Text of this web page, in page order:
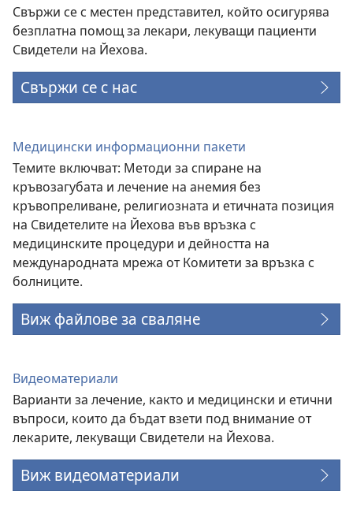
Свържи се с местен представител, който осигурява
безплатна помощ за лекари, лекуващи пациенти
Свидетели на Йехова.
Свържи се с нас
Медицински информационни пакети
Темите включват: Методи за спиране на
кръвозагубата и лечение на анемия без
кръвопреливане, религиозната и етичната позиция
на Свидетелите на Йехова във връзка с
медицинските процедури и дейността на
международната мрежа от Комитети за връзка с
болниците.
Виж файлове за сваляне
Видеоматериали
Варианти за лечение, както и медицински и етични
въпроси, които да бъдат взети под внимание от
лекарите, лекуващи Свидетели на Йехова.
Виж видеоматериали